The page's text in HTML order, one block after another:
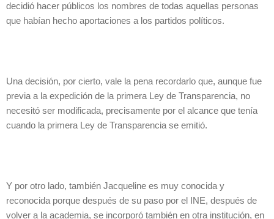
decidió hacer públicos los nombres de todas aquellas personas
que habían hecho aportaciones a los partidos políticos.
Una decisión, por cierto, vale la pena recordarlo que, aunque fue
previa a la expedición de la primera Ley de Transparencia, no
necesitó ser modificada, precisamente por el alcance que tenía
cuando la primera Ley de Transparencia se emitió.
Y por otro lado, también Jacqueline es muy conocida y
reconocida porque después de su paso por el INE, después de
volver a la academia, se incorporó también en otra institución, en